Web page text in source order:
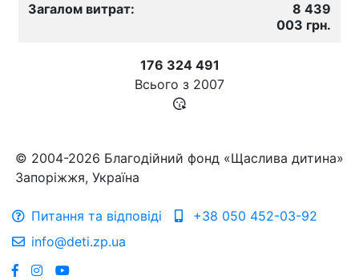
Загалом витрат:
8 439
003 грн.
176 324 491
Всього з 2007
© 2004-2026 Благодійний фонд «Щаслива дитина»
Запоріжжя, Україна
Питання та відповіді
+38 050 452-03-92
info@deti.zp.ua